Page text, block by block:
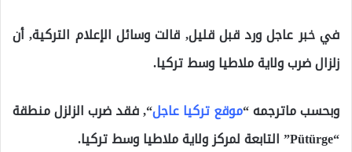
في خبر عاجل ورد قبل قليل, قالت وسائل الإعلام التركية, أن
زلزال ضرب ولاية ملاطيا وسط تركيا.
وبحسب ماترجمه “موقع تركيا عاجل“, فقد ضرب الزلزل منطقة
“Pütürge” التابعة لمركز ولاية ملاطيا وسط تركيا.